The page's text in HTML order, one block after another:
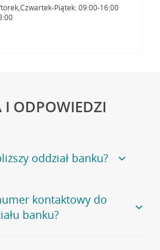
Piątek: 09:00-16:00
I ODPOWIEDZI
oddział banku?
banku, zapraszamy na
, na której znajduje się
kontaktowy do
banku?